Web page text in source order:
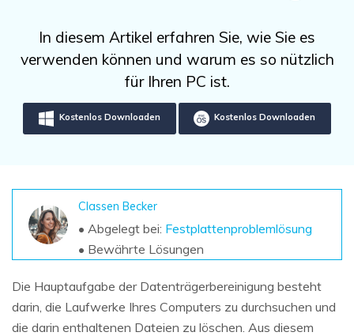
Kostenlos Testen
Recoverit kostenlos
Kostenlos Testen
Weitere Produkte
Repairit - Datenreparatur
UBackit - Datensicherung
Datenverlust-Szenarien
Aktuelles Thema
search
In diesem Artikel erfahren Sie, wie Sie es
verwenden können und warum es so nützlich
für Ihren PC ist.
Kostenlos Downloaden Kostenlos Downloaden
Classen Becker
• Abgelegt bei: Festplattenproblemlösung
• Bewährte Lösungen
Die Hauptaufgabe der Datenträgerbereinigung besteht
darin, die Laufwerke Ihres Computers zu durchsuchen und
die darin enthaltenen Dateien zu löschen. Aus diesem